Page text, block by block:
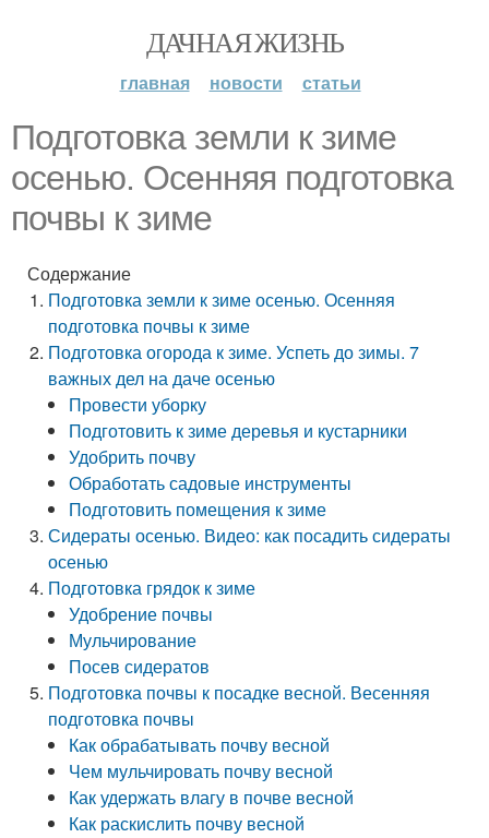
ДАЧНАЯ ЖИЗНЬ
главная новости статьи
Подготовка земли к зиме
осенью. Осенняя подготовка
почвы к зиме
Содержание
Подготовка земли к зиме осенью. Осенняя
подготовка почвы к зиме
Подготовка огорода к зиме. Успеть до зимы. 7
важных дел на даче осенью
Провести уборку
Подготовить к зиме деревья и кустарники
Удобрить почву
Обработать садовые инструменты
Подготовить помещения к зиме
Сидераты осенью. Видео: как посадить сидераты
осенью
Подготовка грядок к зиме
Удобрение почвы
Мульчирование
Посев сидератов
Подготовка почвы к посадке весной. Весенняя
подготовка почвы
Как обрабатывать почву весной
Чем мульчировать почву весной
Как удержать влагу в почве весной
Как раскислить почву весной